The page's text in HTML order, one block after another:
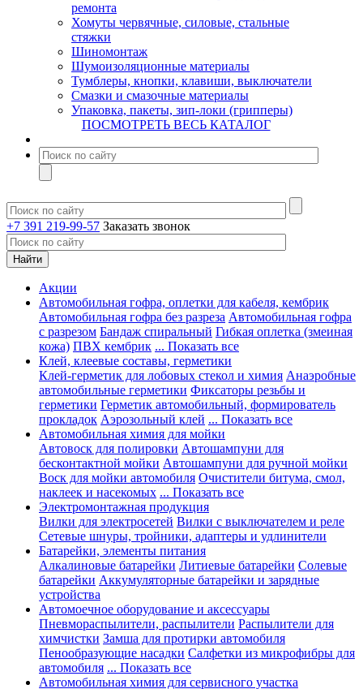
ремонта
Хомуты червячные, силовые, стальные
стяжки
Шиномонтаж
Шумоизоляционные материалы
Тумблеры, кнопки, клавиши, выключатели
Смазки и смазочные материалы
Упаковка, пакеты, зип-локи (грипперы)
ПОСМОТРЕТЬ ВЕСЬ КАТАЛОГ
+7 391 219-99-57 Заказать звонок
Акции
Автомобильная гофра, оплетки для кабеля, кембрик
Автомобильная гофра без разреза Автомобильная гофра
с разрезом Бандаж спиральный Гибкая оплетка (змеиная
кожа) ПВХ кембрик ... Показать все
Клей, клеевые составы, герметики
Клей-герметик для лобовых стекол и химия Анаэробные
автомобильные герметики Фиксаторы резьбы и
герметики Герметик автомобильный, формирователь
прокладок Аэрозольный клей ... Показать все
Автомобильная химия для мойки
Автовоск для полировки Автошампуни для
бесконтактной мойки Автошампуни для ручной мойки
Воск для мойки автомобиля Очистители битума, смол,
наклеек и насекомых ... Показать все
Электромонтажная продукция
Вилки для электросетей Вилки с выключателем и реле
Сетевые шнуры, тройники, адаптеры и удлинители
Батарейки, элементы питания
Алкалиновые батарейки Литиевые батарейки Солевые
батарейки Аккумуляторные батарейки и зарядные
устройства
Автомоечное оборудование и аксессуары
Пневмораспылители, распылители Распылители для
химчистки Замша для протирки автомобиля
Пенообразующие насадки Салфетки из микрофибры для
автомобиля ... Показать все
Автомобильная химия для сервисного участка